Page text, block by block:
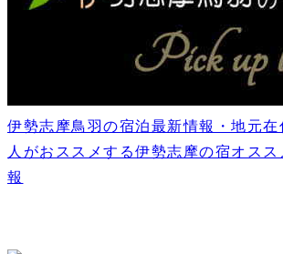
伊勢志摩鳥羽の宿泊最新情報・地元
人がおススメする伊勢志摩の宿オス
報